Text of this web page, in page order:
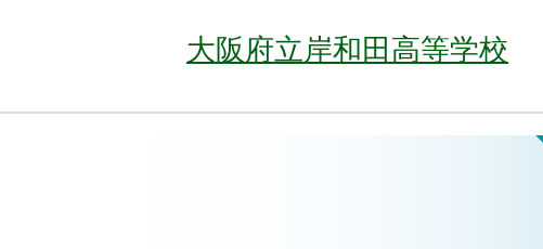
大阪府立岸和田高等学校